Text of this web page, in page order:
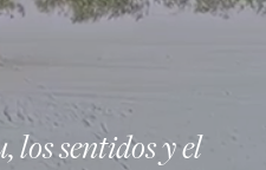
sentidos y el